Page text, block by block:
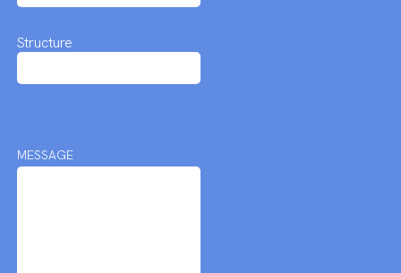
Structure
MESSAGE